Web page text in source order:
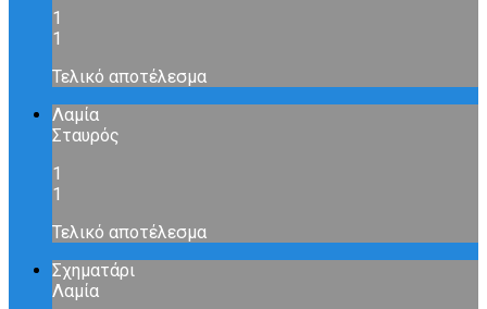
1
1
Τελικό αποτέλεσμα
Λαμία
Σταυρός
1
1
Τελικό αποτέλεσμα
Σχηματάρι
Λαμία